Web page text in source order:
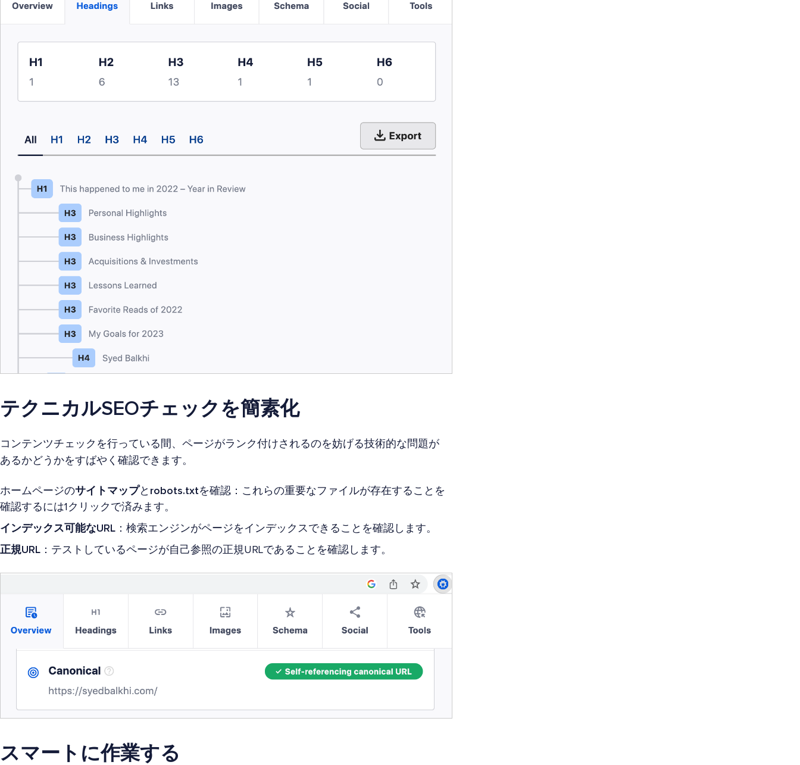
テクニカルSEOチェックを簡素化
コンテンツチェックを行っている間、ページがランク付けされるのを妨げる技術的な問題が
あるかどうかをすばやく確認できます。
ホームページのサイトマップと robots.txtを確認：これらの重要なファイルが存在することを
確認するには1クリックで済みます。
インデックス可能なURL ：検索エンジンがページをインデックスできることを確認します。
正規URL ：テストしているページが自己参照の正規URLであることを確認します。
スマートに作業する